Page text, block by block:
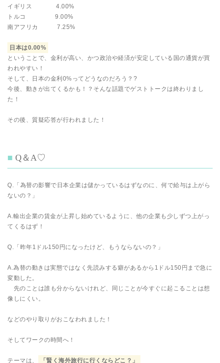
イギリス 4.00%
トルコ 9.00%
南アフリカ 7.25%
日本は0.00%
ということで、金利が高い、かつ政治や経済が安定している国の通貨が買
われやすい！
そして、日本の金利0%ってどうなのだろう？?
今後、動きが出てくるかも！？そんな話題でゲストトークは終わりまし
た！
その後、質疑応答が行われました！
Q＆A♡
Q.「為替の影響で日本企業は儲かっているはずなのに、何で給与は上がら
ないの？」
A.輸出企業の賃金が上昇し始めているように、他の企業も少しずつ上がっ
てくるはず！
Q.「昨年1ドル150円になったけど、もうならないの？」
A.為替の動きは実態ではなく先読みする癖があるから1ドル150円まで急に
変動した。
先のことは誰も分からないけれど、同じことが今すぐに起こることは想
像しにくい。
などのやり取りがおこなわれました！
そしてワークの時間へ！
テーマは、 「賢く海外旅行に行くならどこ？」